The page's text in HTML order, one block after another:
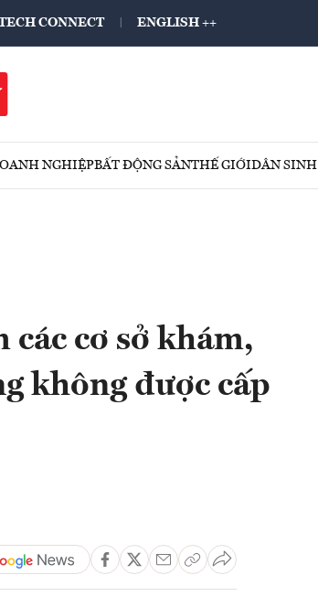
CONNECT ENGLISH ++
NGHIỆPBẤT ĐỘNG SẢNTHẾ GIỚIDÂN SINH
các cơ sở khám,
không được cấp